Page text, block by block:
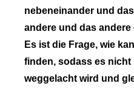
nebeneinander und
andere und das
Es ist die Frage, wie
finden, sodass es nicht
weggelacht wird und